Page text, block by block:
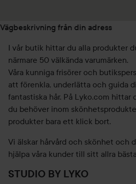
Vägbeskrivning från din adress
I vår butik hittar du alla produkter
närmare 50 välkända varumärken.
Våra kunniga frisörer och
att förenkla, underlätta och guida
fantastiska hår. På Lyko.com hittar
du behöver inom
produkter bara ett klick bort.
Vi älskar hårvård och skönhet och
hjälpa våra kunder till sitt allra
STUDIO BY LYKO